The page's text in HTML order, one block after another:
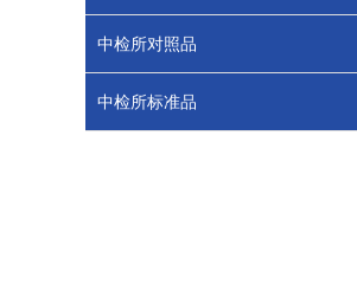
中检所对照品
中检所标准品